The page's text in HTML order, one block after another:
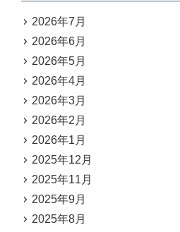
2026年7月
2026年6月
2026年5月
2026年4月
2026年3月
2026年2月
2026年1月
2025年12月
2025年11月
2025年9月
2025年8月